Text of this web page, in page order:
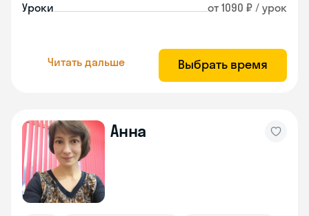
Уроки от 1090 ₽ / урок
Читать дальше Выбрать время
Анна